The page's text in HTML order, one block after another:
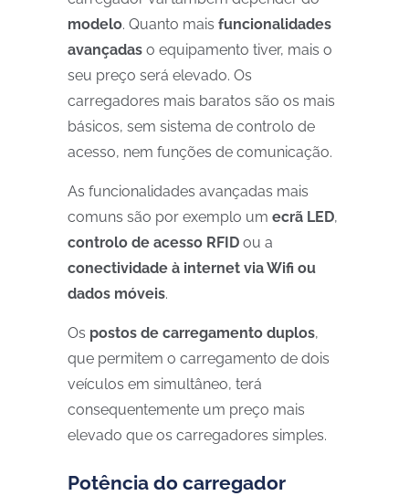
modelo. Quanto mais funcionalidades
avançadas o equipamento tiver, mais o
seu preço será elevado. Os
carregadores mais baratos são os mais
básicos, sem sistema de controlo de
acesso, nem funções de comunicação.
As funcionalidades avançadas mais
comuns são por exemplo um ecrã LED,
controlo de acesso RFID ou a
conectividade à internet via Wifi ou
dados móveis.
Os postos de carregamento duplos,
que permitem o carregamento de dois
veículos em simultâneo, terá
consequentemente um preço mais
elevado que os carregadores simples.
Potência do carregador